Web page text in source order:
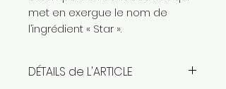
met en exergue le nom de
l’ingrédient « Star ».
DÉTAILS de L'ARTICLE